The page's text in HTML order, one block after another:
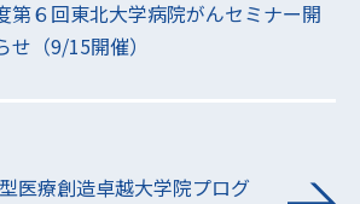
第６回東北大学病院がんセミナー開
せ（9/15開催）
医療創造卓越大学院プログ